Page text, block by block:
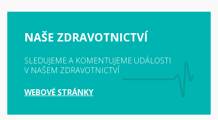
NAŠE ZDRAVOTNICTVÍ
SLEDUJEME A KOMENTUJEME UDÁLOSTI
V NAŠEM ZDRAVOTNICTVÍ
WEBOVÉ STRÁNKY